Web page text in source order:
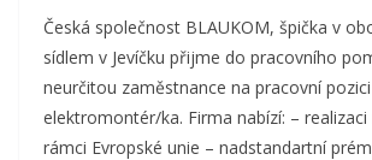
Česká společnost BLAUKOM, špička v
sídlem v Jevíčku přijme do pracovního
neurčitou zaměstnance na pracovní pozici
elektromontér/ka. Firma nabízí: –
rámci Evropské unie – nadstandartní